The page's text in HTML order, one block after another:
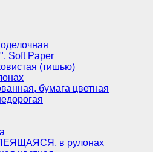
Soft Paper
(тишью)
бумага цветная
в рулонах